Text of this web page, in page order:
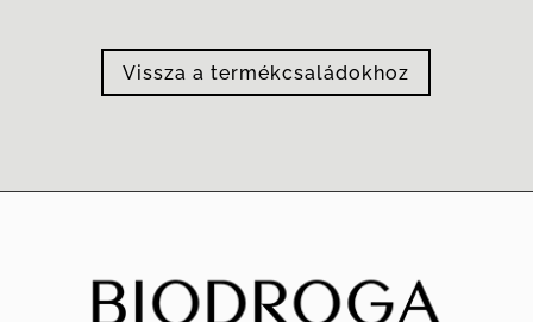
Vissza a termékcsaládokhoz